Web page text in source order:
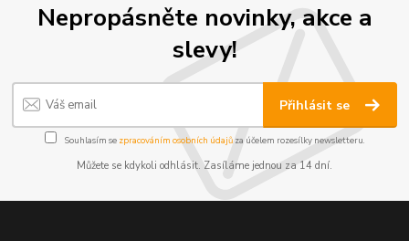
Nepropásněte novinky, akce a
slevy!
Přihlásit se
Souhlasím se zpracováním osobních údajůza účelem rozesílky newsletteru.
Můžete se kdykoli odhlásit. Zasíláme jednou za 14 dní.